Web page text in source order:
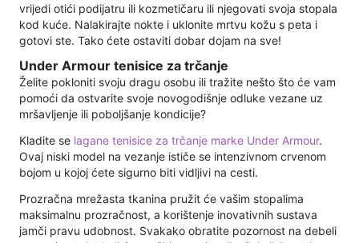
vrijedi otići podijatru ili kozmetičaru ili njegovati svoja stopala
kod kuće. Nalakirajte nokte i uklonite mrtvu kožu s peta i
gotovi ste. Tako ćete ostaviti dobar dojam na sve!
Under Armour tenisice za trčanje
Želite pokloniti svoju dragu osobu ili tražite nešto što će vam
pomoći da ostvarite svoje novogodišnje odluke vezane uz
mršavljenje ili poboljšanje kondicije?
Kladite se lagane tenisice za trčanje marke Under Armour.
Ovaj niski model na vezanje ističe se intenzivnom crvenom
bojom u kojoj ćete sigurno biti vidljivi na cesti.
Prozračna mrežasta tkanina pružit će vašim stopalima
maksimalnu prozračnost, a korištenje inovativnih sustava
jamči pravu udobnost. Svakako obratite pozornost na debeli